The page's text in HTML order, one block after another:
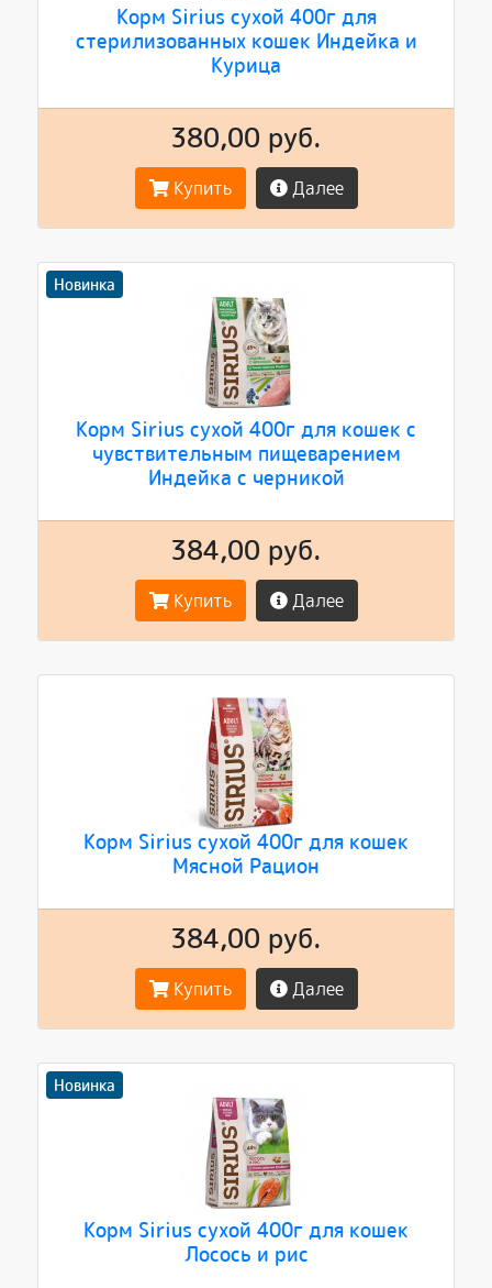
Корм Sirius сухой 400г для
стерилизованных кошек Индейка и
Курица
380,00 руб.
Купить Далее
Новинка
Корм Sirius сухой 400г для кошек с
чувствительным пищеварением
Индейка с черникой
384,00 руб.
Купить Далее
Корм Sirius сухой 400г для кошек
Мясной Рацион
384,00 руб.
Купить Далее
Новинка
Корм Sirius сухой 400г для кошек
Лосось и рис